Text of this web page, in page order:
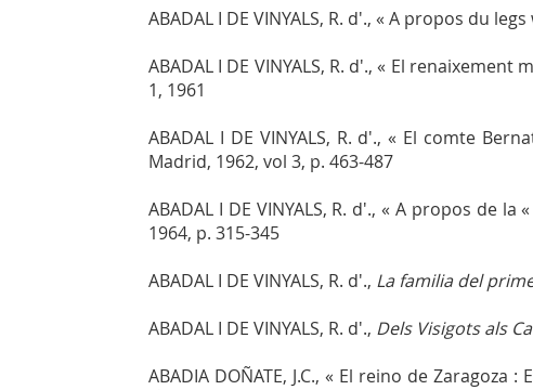
ABADAL I DE VINYALS, R. d'., « A propos du
ABADAL I DE VINYALS, R. d'., « El
1, 1961
ABADAL I DE VINYALS, R. d'., « El comte
Madrid, 1962, vol 3, p. 463-487
ABADAL I DE VINYALS, R. d'., « A propos de
1964, p. 315-345
ABADAL I DE VINYALS, R. d'., La familia del
ABADAL I DE VINYALS, R. d'., Dels Visigots als
ABADIA DOÑATE, J.C., « El reino de